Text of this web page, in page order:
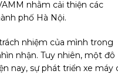
nhằm cải thiện các
phố Hà Nội.
nhiệm của mình trong
nhận. Tuy nhiên, một đô
nay, sự phát triển xe máy